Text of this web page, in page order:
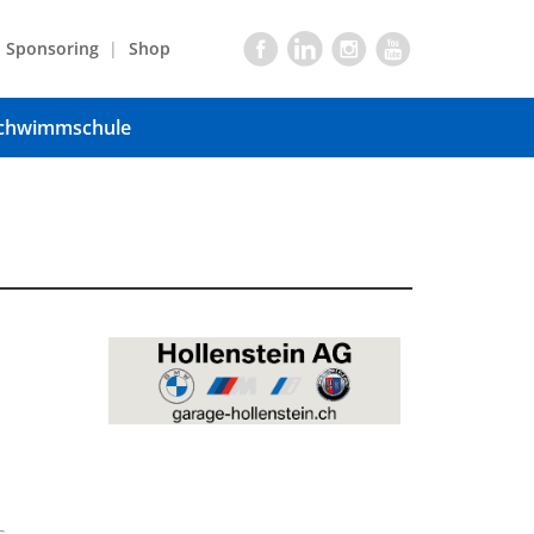
Sponsoring Shop